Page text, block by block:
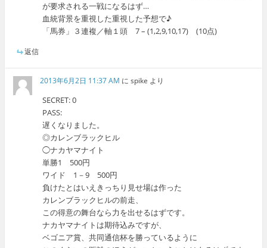
が要求される一戦になるはず…
血統背景を重視した重視した予想で♪
「馬券」３連複／軸１頭 7 – (1,2,9,10,17) (10点)
返信
2013年6月2日 11:37 AM にspike より
SECRET: 0
PASS:
遅くなりました。
◎カレンブラックヒル
◯ナカヤマナイト
単勝1 500円
ワイド 1－9 500円
負けたとはいえきっちり見せ場は作った
カレンブラックヒルの前走、
この得意の舞台なら力を出せるはずです。
ナカヤマナイトは期待込みですが、
ベゴニア賞、共同通信杯を勝っているように